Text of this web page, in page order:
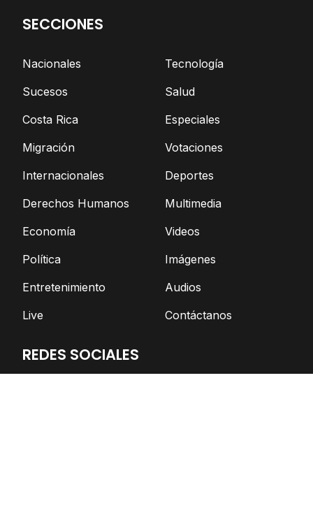
SECCIONES
Nacionales
Sucesos
Costa Rica
Migración
Internacionales
Derechos Humanos
Economía
Política
Entretenimiento
Live
Tecnología
Salud
Especiales
Votaciones
Deportes
Multimedia
Videos
Imágenes
Audios
Contáctanos
REDES SOCIALES